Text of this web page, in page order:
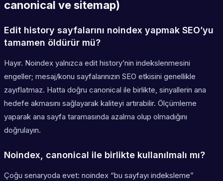
canonical ve sitemap)
Edit history sayfalarını noindex yapmak SEO’yu
tamamen öldürür mü?
Hayır. Noindex yalnızca edit history’nin indekslenmesini
engeller; mesaj/konu sayfalarınızın SEO etkisini genellikle
zayıflatmaz. Hatta doğru canonical ile birlikte, sinyallerin ana
hedefe akmasını sağlayarak kaliteyi artırabilir. Ölçümleme
yaparak ana sayfa taramasında azalma olup olmadığını
doğrulayın.
Noindex, canonical ile birlikte kullanılmalı mı?
Çoğu senaryoda evet: noindex “bu sayfayı indeksleme”